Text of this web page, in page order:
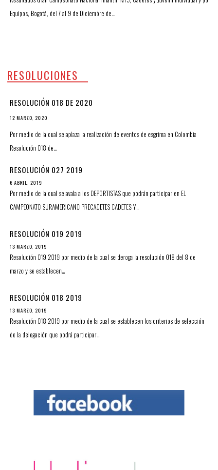
Equipos, Bogotá, del 7 al 9 de Diciembre de…
RESOLUCIONES
RESOLUCIÓN 018 DE 2020
12 MARZO, 2020
Por medio de la cual se aplaza la realización de eventos de esgrima en Colombia
Resolución 018 de…
RESOLUCIÓN 027 2019
6 ABRIL, 2019
Por medio de la cual se avala a los DEPORTISTAS que podrán participar en EL
CAMPEONATO SURAMERICANO PRECADETES CADETES Y…
RESOLUCIÓN 019 2019
13 MARZO, 2019
Resolución 019 2019 por medio de la cual se deroga la resolución 018 del 8 de
marzo y se establecen…
RESOLUCIÓN 018 2019
13 MARZO, 2019
Resolución 018 2019 por medio de la cual se establecen los criterios de selección
de la delegación que podrá participar…